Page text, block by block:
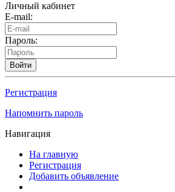
Личный кабинет
E-mail:
Пароль:
Войти
Регистрация
Напомнить пароль
Навигация
На главную
Регистрация
Добавить объявление